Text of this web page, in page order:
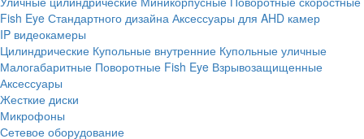
Fish Eye Стандартного дизайна Аксессуары для AHD камер
IP видеокамеры
Цилиндрические Купольные внутренние Купольные уличные
Малогабаритные Поворотные Fish Eye Взрывозащищенные
Аксессуары
Жесткие диски
Микрофоны
Сетевое оборудование